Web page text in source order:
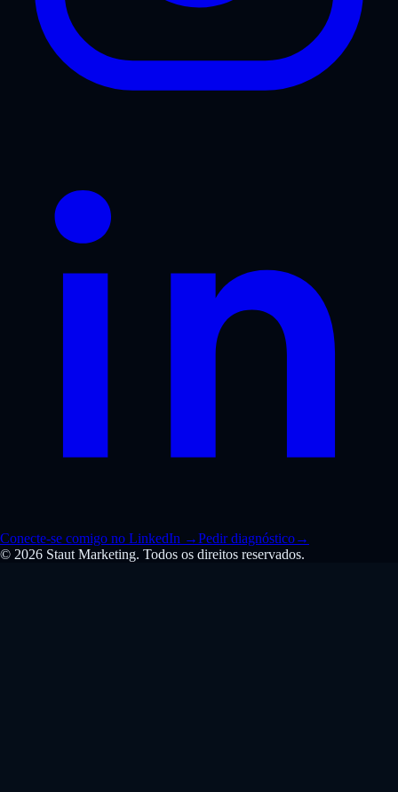
Conecte-se comigo no LinkedIn →Pedir diagnóstico→
© 2026 Staut Marketing. Todos os direitos reservados.